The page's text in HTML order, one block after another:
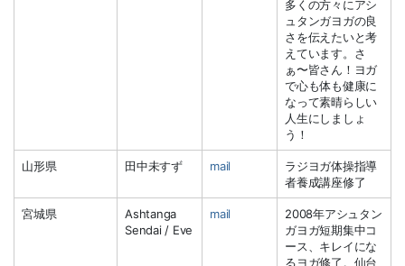
多くの方々にアシ
ュタンガヨガの良
さを伝えたいと考
えています。さ
ぁ〜皆さん！ヨガ
で心も体も健康に
なって素晴らしい
人生にしましょ
う！
山形県 田中未すず mail
ラジヨガ体操指導
者養成講座修了
宮城県
Ashtanga
Sendai / Eve
mail
2008年アシュタン
ガヨガ短期集中コ
ース、キレイにな
るヨガ修了。仙台